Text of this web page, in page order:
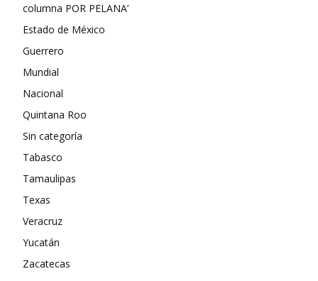
columna POR PELANA’
Estado de México
Guerrero
Mundial
Nacional
Quintana Roo
Sin categoría
Tabasco
Tamaulipas
Texas
Veracruz
Yucatán
Zacatecas